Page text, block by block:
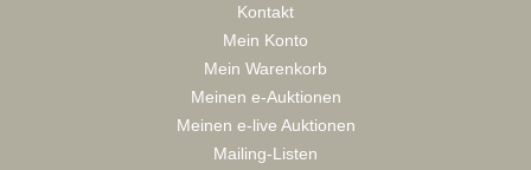
Kontakt
Mein Konto
Mein Warenkorb
Meinen e-Auktionen
Meinen e-live Auktionen
Mailing-Listen